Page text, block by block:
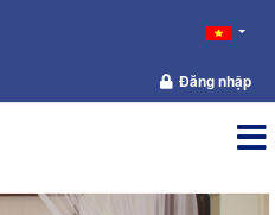
Đăng nhập